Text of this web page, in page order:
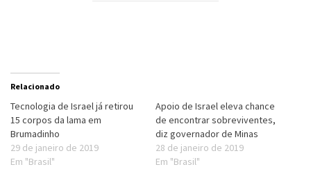
Relacionado
Tecnologia de Israel já retirou
15 corpos da lama em
Brumadinho
29 de janeiro de 2019
Em "Brasil"
Apoio de Israel eleva chance
de encontrar sobreviventes,
diz governador de Minas
28 de janeiro de 2019
Em "Brasil"